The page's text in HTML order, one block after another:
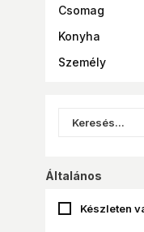
Csomag
Konyha
Személy
Általános
Készleten